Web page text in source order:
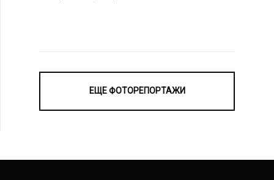
ЕЩЕ ФОТОРЕПОРТАЖИ